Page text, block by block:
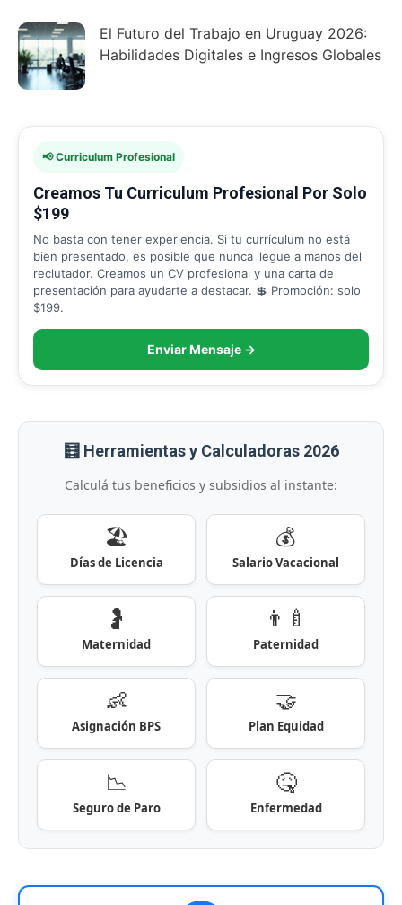
El Futuro del Trabajo en Uruguay 2026:
Habilidades Digitales e Ingresos Globales
📢 Curriculum Profesional
Creamos Tu Curriculum Profesional Por Solo
$199
No basta con tener experiencia. Si tu currículum no está
bien presentado, es posible que nunca llegue a manos del
reclutador. Creamos un CV profesional y una carta de
presentación para ayudarte a destacar. 💲 Promoción: solo
$199.
Enviar Mensaje →
🧮 Herramientas y Calculadoras 2026
Calculá tus beneficios y subsidios al instante:
🏖️
Días de Licencia
💰
Salario Vacacional
🤰
Maternidad
👨‍🍼
Paternidad
👶
Asignación BPS
🤝
Plan Equidad
📉
Seguro de Paro
🤒
Enfermedad